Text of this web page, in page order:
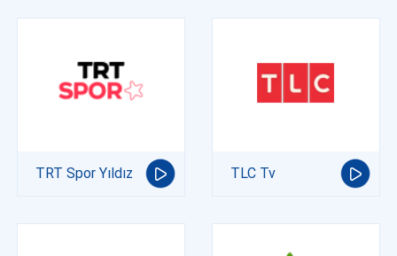
TRT Spor Yıldız TLC Tv